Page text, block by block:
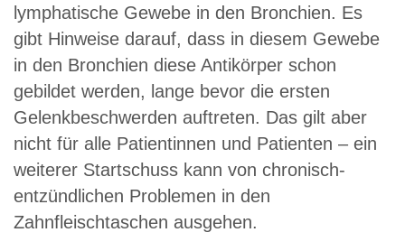
lymphatische Gewebe in den Bronchien. Es
gibt Hinweise darauf, dass in diesem Gewebe
in den Bronchien diese Antikörper schon
gebildet werden, lange bevor die ersten
Gelenkbeschwerden auftreten. Das gilt aber
nicht für alle Patientinnen und Patienten – ein
weiterer Startschuss kann von chronisch-
entzündlichen Problemen in den
Zahnfleischtaschen ausgehen.